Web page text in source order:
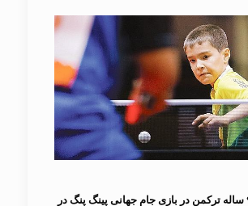
یک پسر بچه ۹ ساله ترکمن در بازی جام جهانی پینگ پنگ در